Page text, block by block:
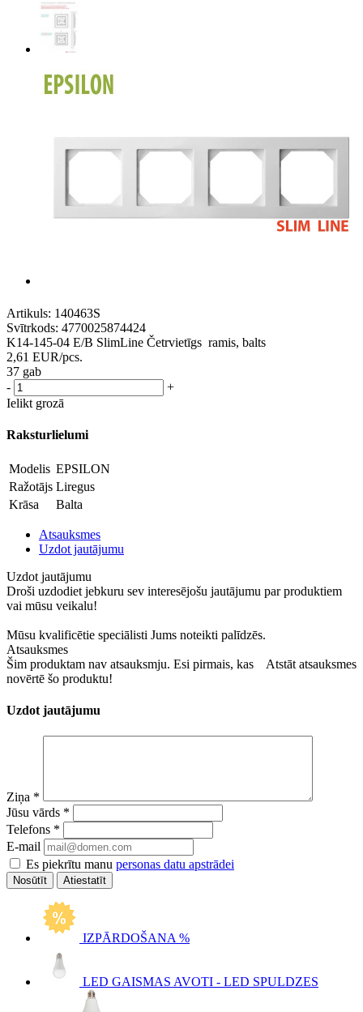
Artikuls: 140463S
Svītrkods: 4770025874424
K14-145-04 E/B SlimLine Četrvietīgs ramis, balts
2,61 EUR/pcs.
37 gab
-
+
Ielikt grozā
Raksturlielumi
Modelis EPSILON
Ražotājs Liregus
Krāsa
Balta
Atsauksmes
Uzdot jautājumu
Uzdot jautājumu
Droši uzdodiet jebkuru sev interesējošu jautājumu par produktiem
vai mūsu veikalu!
Mūsu kvalificētie speciālisti Jums noteikti palīdzēs.
Atsauksmes
Atstāt atsauksmes
Šim produktam nav atsauksmju. Esi pirmais, kas
novērtē šo produktu!
Uzdot jautājumu
Ziņa *
Jūsu vārds *
Telefons *
E-mail
Es piekrītu manu personas datu apstrādei
Atiestatīt
IZPĀRDOŠANA %
LED GAISMAS AVOTI - LED SPULDZES